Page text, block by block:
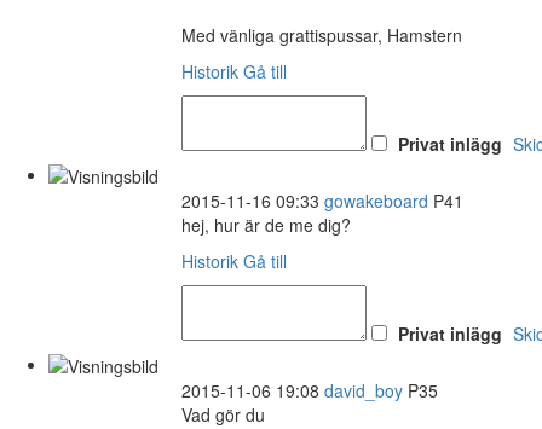
Med vänliga grattispussar, Hamstern
Historik Gå till
Privat inlägg
2015-11-16 09:33 gowakeboard P41
hej, hur är de me dig?
Historik Gå till
Privat inlägg
2015-11-06 19:08 david_boy P35
Vad gör du